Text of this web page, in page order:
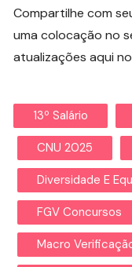
Compartilhe com
uma colocação no
atualizações aqui
13º Salário
CNU 2025
Diversidade E
FGV Concursos
Macro